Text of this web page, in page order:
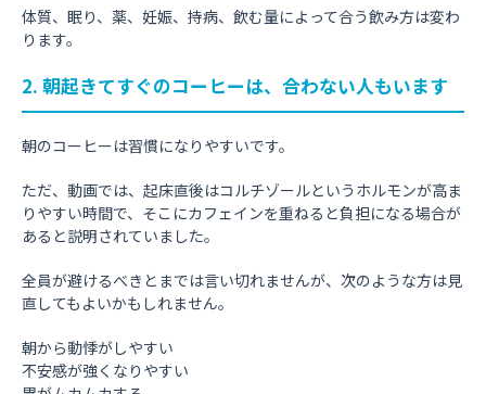
体質、眠り、薬、妊娠、持病、飲む量によって合う飲み方は変わ
ります。
2. 朝起きてすぐのコーヒーは、合わない人もいます
朝のコーヒーは習慣になりやすいです。
ただ、動画では、起床直後はコルチゾールというホルモンが高ま
りやすい時間で、そこにカフェインを重ねると負担になる場合が
あると説明されていました。
全員が避けるべきとまでは言い切れませんが、次のような方は見
直してもよいかもしれません。
朝から動悸がしやすい
不安感が強くなりやすい